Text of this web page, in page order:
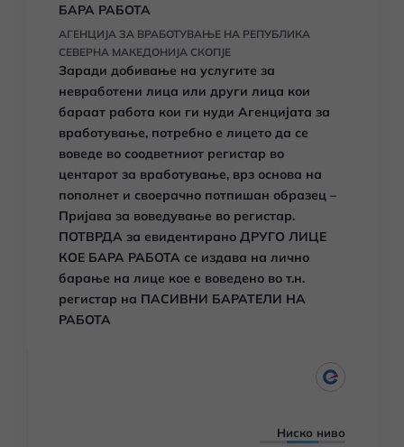
БАРА РАБОТА
АГЕНЦИЈА ЗА ВРАБОТУВАЊЕ НА РЕПУБЛИКА
СЕВЕРНА МАКЕДОНИЈА СКОПЈЕ
Заради добивање на услугите за
невработени лица или други лица кои
бараат работа кои ги нуди Агенцијата за
вработување, потребно е лицето да се
воведе во соодветниот регистар во
центарот за вработување, врз основа на
пополнет и своерачно потпишан образец –
Пријава за воведување во регистар.
ПОТВРДА за евидентирано ДРУГО ЛИЦЕ
КОЕ БАРА РАБОТА се издава на лично
барање на лице кое е воведено во т.н.
регистар на ПАСИВНИ БАРАТЕЛИ НА
РАБОТА
Ниско ниво